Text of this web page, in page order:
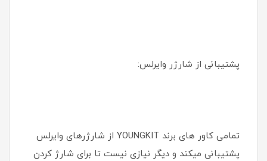
پشتیبانی از شارژر وایرلس:
تمامی کاور های برند YOUNGKIT از شارژرهای وایرلس
پشتیبانی میکند و دیگر نیازی نیست تا برای شارژ کردن